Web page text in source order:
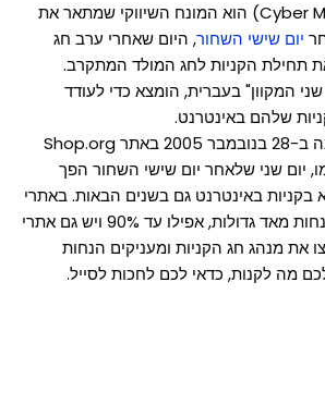
סייבר מנדיי (Cyber Monday) הוא המונח השיווקי שמתאר את
יום שישי השחור, היום שאחרי ערב חג
תחילת הקניות לחג המולד המתקרב.
שני המקוון" בעברית, הומצא כדי לעודד
שלהם באינטרנט.
יום שני שלאחר יום שישי השחור הפך
בקניות באינטרנט גם בשנים הבאות. באתרי
קניות בחו"ל עושים הנחות מאד גדולות, אפילו עד 90% ויש גם אתרי
את מנהג חג הקניות ומעניקים הנחות
מה לקנות, כדאי לכם לחכות לסייל.